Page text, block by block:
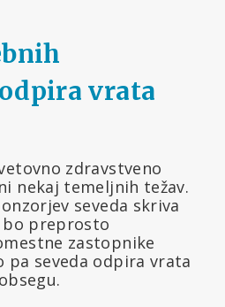
vrata
zdravstveno
nekaj temeljnih težav.
seveda skriva
bo preprosto
zastopnike
pa seveda odpira vrata